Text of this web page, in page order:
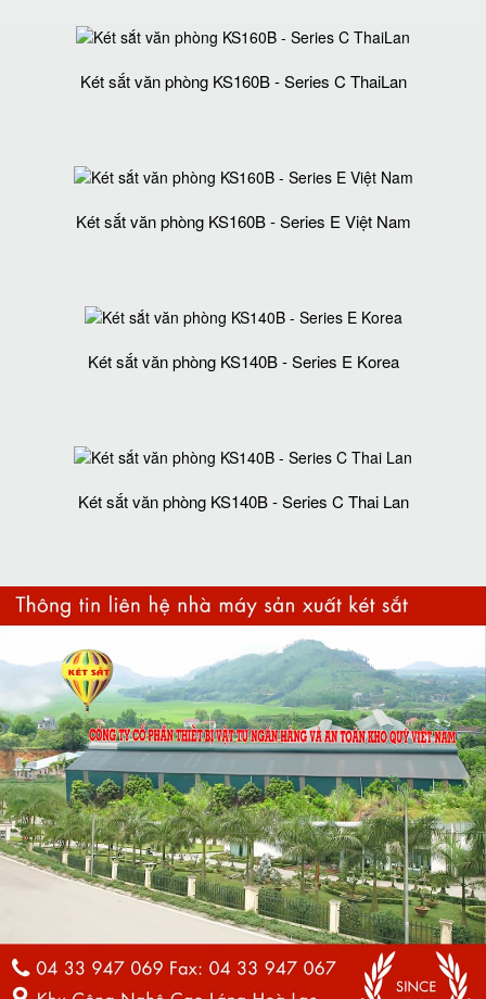
Két sắt văn phòng KS160B - Series C ThaiLan
Két sắt văn phòng KS160B - Series E Việt Nam
Két sắt văn phòng KS140B - Series E Korea
Két sắt văn phòng KS140B - Series C Thai Lan